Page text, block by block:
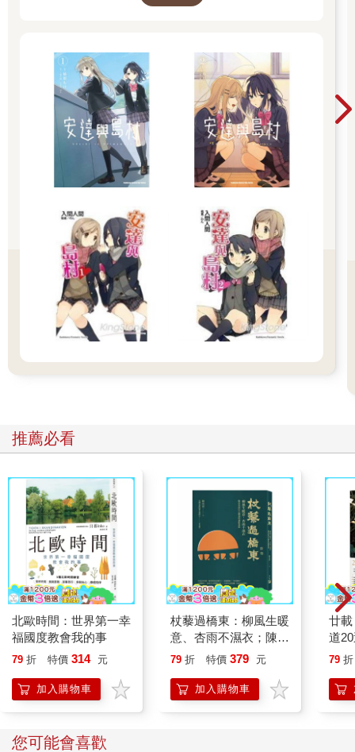
推薦必看
北歐時間：世界第一幸
福國度教會我的事
79 折 特價 314 元
加入購物車
杖藜過橋東：柳風生暖
意、杏雨不濕衣；陳亮
恭談以心轉境的適齡漫
79 折 特價 379 元
加入購物車
廿
道
79 折
您可能會喜歡